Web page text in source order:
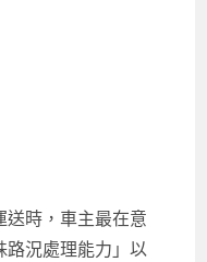
送時，車主最在意
路況處理能力」以